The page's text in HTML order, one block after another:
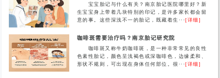
宝宝胎记与什么有关？南京胎记医院哪里好？新
生宝宝身上带着几块特别的印记，是许多家长都会留
意的事。这些深浅不一的胎记，既藏着生···[详细]
咖啡斑需要治疗吗？南京胎记研究院
咖啡斑又称牛奶咖啡斑，是一种非常常见的良性
色素性胎记，颜色呈浅褐色或深咖啡色，边缘柔和、
形状不规则，可出现在身体任何部位。很···[详细]